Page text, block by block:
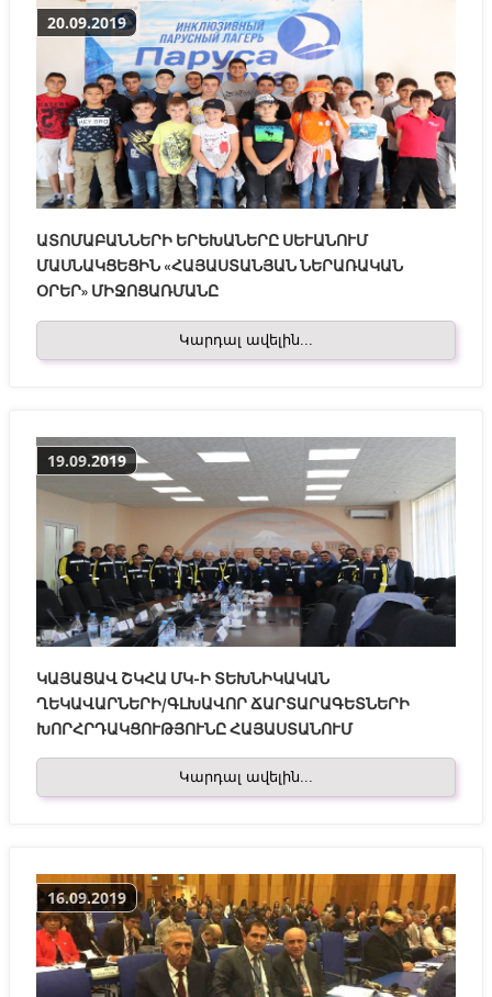
20.09.2019
ԱՏՈՄԱԲԱՆՆԵՐԻ ԵՐԵԽԱՆԵՐԸ ՍԵՒԱՆՈՒՄ Մ
ԱՍՆԱԿՑԵՑԻՆ «ՀԱՅԱՍՏԱՆՅԱՆ ՆԵՐԱՌԱԿԱՆ Օ
ՐԵՐ» ՄԻՋՈՑԱՌՄԱՆԸ
Կարդալ ավելին...
19.09.2019
ԿԱՅԱՑԱՎ ՇԿՀԱ ՄԿ-Ի ՏԵԽՆԻԿԱԿԱՆ
ՂԵԿԱՎԱՐՆԵՐԻ/ԳԼԽԱՎՈՐ ՃԱՐՏԱՐԱԳԵՏՆԵՐԻ
ԽՈՐՀՐԴԱԿՑՈՒԹՅՈՒՆԸ ՀԱՅԱՍՏԱՆՈՒՄ
Կարդալ ավելին...
16.09.2019